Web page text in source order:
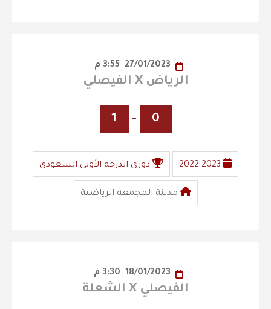
الرياض X الفيصلي
0
-
1
2022-2023 دوري الدرجة الأولى السعودي
مدينة المجمعة الرياضية
الفيصلي X الشعلة